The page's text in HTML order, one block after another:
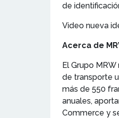
de
Video nueva
Acerca de
El Grupo
de transporte
más de 550
anuales,
Commerce y